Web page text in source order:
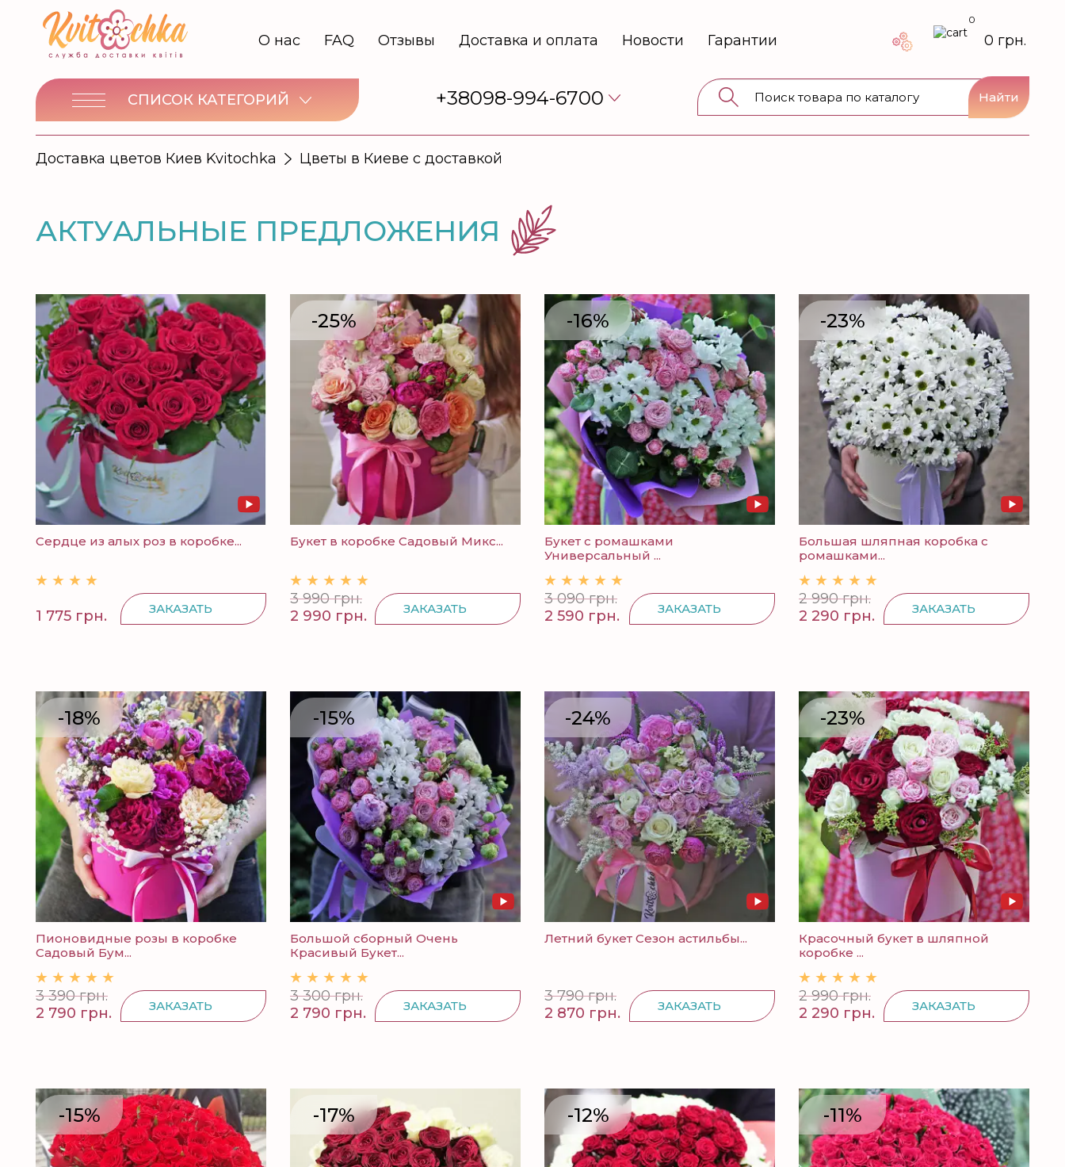
О нас FAQ Отзывы Доставка и оплата Новости Гарантии
0
0 грн.
СПИСОК КАТЕГОРИЙ +38098-994-6700 Найти
Доставка цветов Киев Kvitochka Цветы в Киеве с доставкой
АКТУАЛЬНЫЕ ПРЕДЛОЖЕНИЯ
Сердце из алых роз в коробке...
1 775 грн. ЗАКАЗАТЬ
-25%
Букет в коробке Садовый Микс...
3 990 грн.
2 990 грн.
ЗАКАЗАТЬ
-16%
Букет с ромашками
Универсальный ...
3 090 грн.
2 590 грн.
ЗАКАЗАТЬ
-23%
Большая шляпная коробка с
ромашками...
2 990 грн.
2 290 грн.
ЗАКАЗАТЬ
-18%
Пионовидные розы в коробке
Садовый Бум...
3 390 грн.
2 790 грн.
ЗАКАЗАТЬ
-15%
Большой сборный Очень
Красивый Букет...
3 300 грн.
2 790 грн.
ЗАКАЗАТЬ
-24%
Летний букет Сезон астильбы...
3 790 грн.
2 870 грн.
ЗАКАЗАТЬ
-23%
Красочный букет в шляпной
коробке ...
2 990 грн.
2 290 грн.
ЗАКАЗАТЬ
-15% -17% -12% -11%